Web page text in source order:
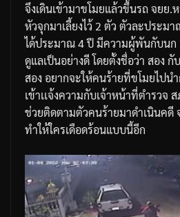
จึงเดินเข้ามาขโมยแล้วขึ้นรถ จยย.
หัวจุกมาเลี้ยงไว้ 2 ตัว ตัวละประม
ได้ประมาณ4ปีมีความผู้พันกับนก
ดูแลเป็นอย่างดีโดยตั้งชื่อว่า สอง กับ
สอง อยากจะให้คนร้ายที่ขโมยไปน
เข้าเเจ้งความกับเจ้าหน้าที่ตำรวจ ส
ช่วยติดตามตัวคนร้ายมาดำเนินคดี
ทำให้ใครเดือดร้อนแบบนี้อีก